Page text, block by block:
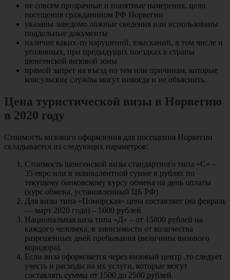
не совсем прозрачные и понятные намерения, цели
посещения гражданином РФ Норвегии
указаны заведомо ложные сведения или использованы
поддельные документы
наличие каких-то нарушений, взысканий, в том числе и
уголовных, при предыдущих поездках в страны
шенгенской визовой зоны
прямой запрет на въезд по тем или причинам, которые
консульские службы могут никогда и не объяснить.
Цена туристической визы в Норвегию
в 2020 году
Стоимость визового оформления для посещения Норвегии
складывается из следующих параметров:
Стоимость шенгенской визы стандартного типа «С» –
35 евро или в эквивалентной сумме в рублях по
текущему банковскому курсу обмена на день оплаты
(курс обмена, установленный ЦБ РФ)
Для визы типа «Поморская» цена составляет (на февраль
— март 2020 года) – 1600 рублей
Национальная виза типа «Д» – от 15800 рублей на
каждого человека, в зависимости от количества
разрешенных дней пребывания (величины визового
коридора).
Если виза оформляется через визовый центр ,то следует
учесть и расходы на их услуги, которые могут
составлять суммы от 1500 до 2500 рублей.